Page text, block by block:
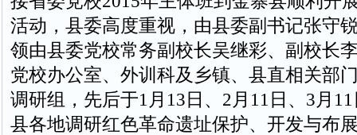
活动，县委高度重视，由县委副书记张守
领由县委党校常务副校长吴继彩、副校长
党校办公室、外训科及乡镇、县直相关部
调研组，先后于1月13日、2月11日、3月
县各地调研红色革命遗址保护、开发与布